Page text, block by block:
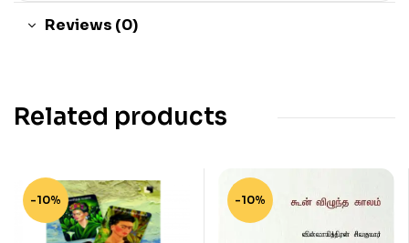
Reviews (0)
Related products
-10% -10%